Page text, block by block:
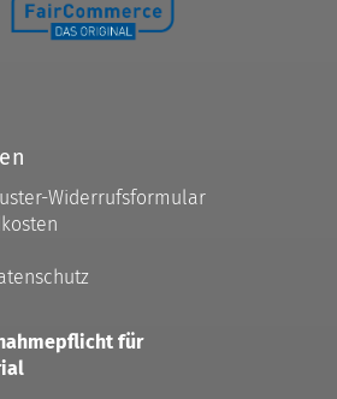
Widerrufsformular
für